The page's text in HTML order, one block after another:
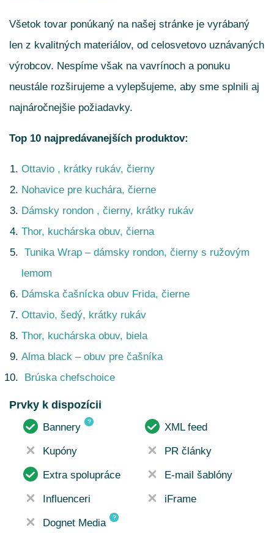
Všetok tovar ponúkaný na našej stránke je vyrábaný
len z kvalitných materiálov, od celosvetovo uznávaných
výrobcov. Nespíme však na vavrínoch a ponuku
neustále rozširujeme a vylepšujeme, aby sme splnili aj
najnáročnejšie požiadavky.
Top 10 najpredávanejších produktov:
Ottavio , krátky rukáv, čierny
Nohavice pre kuchára, čierne
Dámsky rondon , čierny, krátky rukáv
Thor, kuchárska obuv, čierna
Tunika Wrap – dámsky rondon, čierny s ružovým
lemom
Dámska čašnícka obuv Frida, čierne
Ottavio, šedý, krátky rukáv
Thor, kuchárska obuv, biela
Alma black – obuv pre čašníka
Brúska chefschoice
Prvky k dispozícii
Bannery ? XML feed
Kupóny PR články
Extra spolupráce E-mail šablóny
Influenceri iFrame
Dognet Media ?